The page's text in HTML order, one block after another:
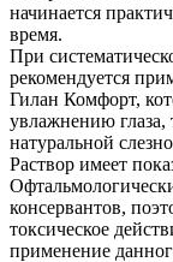
начинается
время.
При
рекомендуется
Гилан Комфорт,
увлажнению глаза,
натуральной
Раствор имеет
консервантов,
токсическое
применение